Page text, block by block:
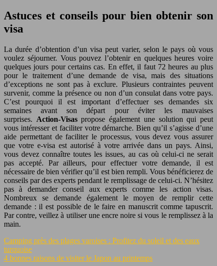
Astuces et conseils pour bien obtenir son
visa
La durée d’obtention d’un visa peut varier, selon le pays où vous
voulez séjourner. Vous pouvez l’obtenir en quelques heures voire
quelques jours pour certains cas. En effet, il faut 72 heures au plus
pour le traitement d’une demande de visa, mais des situations
d’exceptions ne sont pas à exclure. Plusieurs contraintes peuvent
survenir, comme la présence ou non d’un consulat dans votre pays.
C’est pourquoi il est important d’effectuer ses demandes six
semaines avant son départ pour éviter les mauvaises
surprises. Action-Visaspropose également une solution qui peut
vous intéresser et faciliter votre démarche. Bien qu’il s’agisse d’une
aide permettant de faciliter le processus, vous devez vous assurer
que votre e-visa est autorisé à votre arrivée dans un pays. Ainsi,
vous devez connaître toutes les issues, au cas où celui-ci ne serait
pas accepté. Par ailleurs, pour effectuer votre demande, il est
nécessaire de bien vérifier qu’il est bien rempli. Vous bénéficierez de
conseils par des experts pendant le remplissage de celui-ci. N’hésitez
pas à demander conseil aux experts comme les action visas.
Nombreux se demande également le moyen de remplir cette
demande : il est possible de le faire en manuscrit comme tapuscrit.
Par contre, veillez à utiliser une encre noire si vous le remplissez à la
main.
Camping près des plages varoises : Profitez du soleil et des eaux
turquoise
4 bonnes raisons de visiter le Japon au printemps